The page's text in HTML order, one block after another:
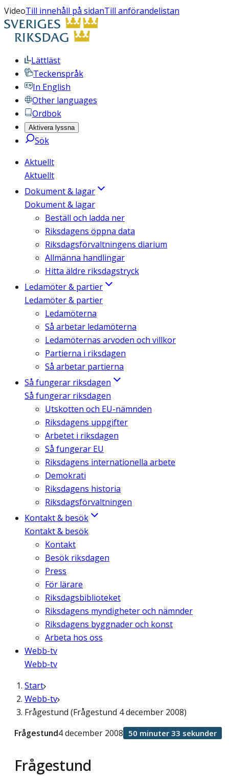
VideoTill innehåll på sidanTill anförandelistan
Lättläst
Teckenspråk
In English
Other languages
Ordbok
Aktivera lyssna
Sök
Aktuellt
Aktuellt
Dokument & lagar
Dokument & lagar
Beställ och ladda ner
Riksdagens öppna data
Riksdagsförvaltningens diarium
Allmänna handlingar
Hitta äldre riksdagstryck
Ledamöter & partier
Ledamöter & partier
Ledamöterna
Så arbetar ledamöterna
Ledamöternas arvoden och villkor
Partierna i riksdagen
Så arbetar partierna
Så fungerar riksdagen
Så fungerar riksdagen
Utskotten och EU-nämnden
Riksdagens uppgifter
Arbetet i riksdagen
Så fungerar EU
Riksdagens internationella arbete
Demokrati
Riksdagens historia
Riksdagsförvaltningen
Kontakt & besök
Kontakt & besök
Kontakt
Besök riksdagen
Press
För lärare
Riksdagsbiblioteket
Riksdagens myndigheter och nämnder
Riksdagens byggnader och konst
Arbeta hos oss
Webb-tv
Webb-tv
Start
Webb-tv
Frågestund (Frågestund 4 december 2008)
Frågestund
Frågestund4 december 2008 50 minuter 33 sekunder